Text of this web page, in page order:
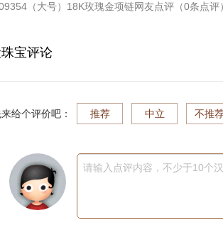
（大号）18K玫瑰金项链网友点评（0条点评）
宝评论
给个评价吧： 推荐 中立 不推
请输入点评内容，不少于10个